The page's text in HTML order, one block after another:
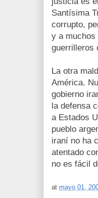
Santísima
corrupto,
y a muchos
guerrilleros
La otra
América.
gobierno
la defensa
a Estados
pueblo
iraní no ha
atentado
no es fácil
at mayo 01,